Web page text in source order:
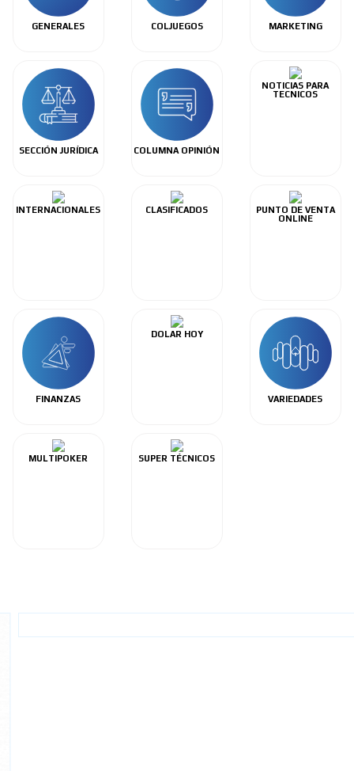
GENERALES COLJUEGOS MARKETING
SECCIÓN JURÍDICA COLUMNA OPINIÓN
NOTICIAS PARA
TECNICOS
INTERNACIONALES CLASIFICADOS
PUNTO DE VENTA
ONLINE
FINANZAS
DOLAR HOY
VARIEDADES
MULTIPOKER SUPER TÉCNICOS